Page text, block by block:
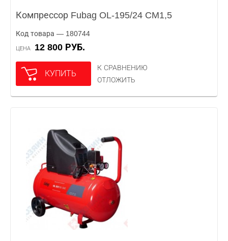
Компрессор Fubag OL-195/24 CM1,5
Код товара — 180744
ЦЕНА 12 800 РУБ.
КУПИТЬ
К СРАВНЕНИЮ
ОТЛОЖИТЬ